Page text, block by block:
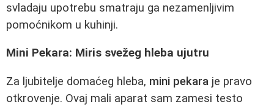
svladaju upotrebu smatraju ga nezamenljivim
pomoćnikom u kuhinji.
Mini Pekara: Miris svežeg hleba ujutru
Za ljubitelje domaćeg hleba, mini pekara je pravo
otkrovenje. Ovaj mali aparat sam zamesi testo